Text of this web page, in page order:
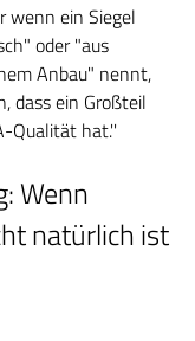
wenn ein Siegel
oder "aus
Anbau" nennt,
dass ein Großteil
Qualität hat.''
Wenn
natürlich ist